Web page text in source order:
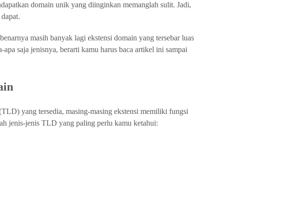
domain unik yang diinginkan memanglah sulit. Jadi,
masih banyak lagi ekstensi domain yang tersebar luas
saja jenisnya, berarti kamu harus baca artikel ini sampai
yang tersedia, masing-masing ekstensi memiliki fungsi
jenis-jenis TLD yang paling perlu kamu ketahui: